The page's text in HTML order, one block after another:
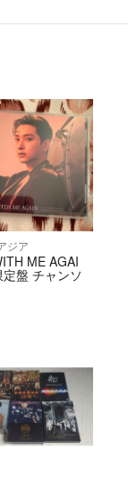
ジア
ME AGAI
盤 チャンソ